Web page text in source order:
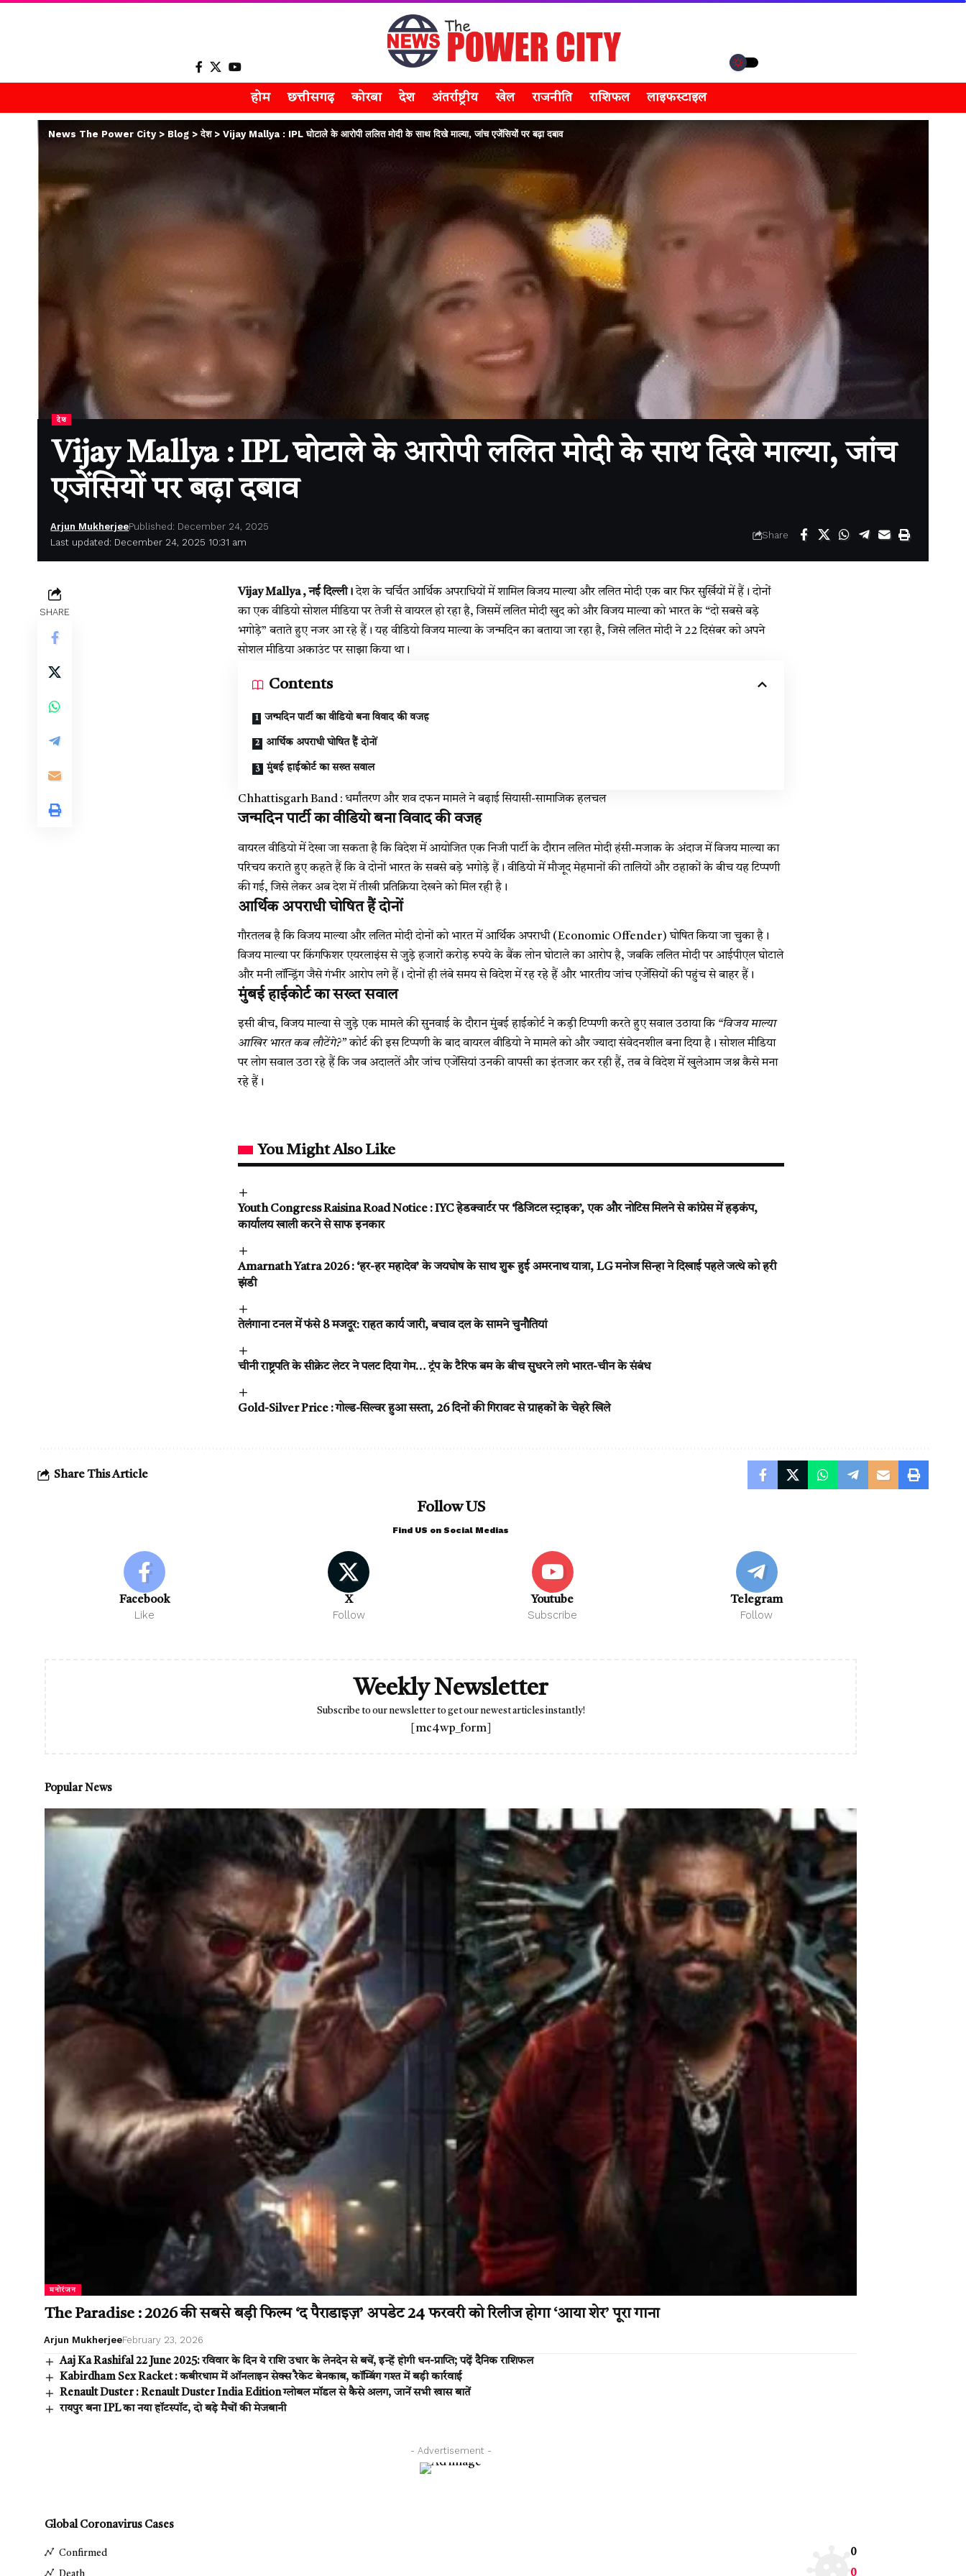
होम छत्तीसगढ़ कोरबा देश अंतर्राष्ट्रीय खेल राजनीति राशिफल लाइफस्टाइल
News The Power City> Blog >देश> Vijay Mallya : IPL घोटाले के आरोपी ललित मोदी के साथ दिखे माल्या, जांच एजेंसियों पर बढ़ा दबाव
देश
Vijay Mallya : IPL घोटाले के आरोपी ललित मोदी के साथ दिखे माल्या, जांच
एजेंसियों पर बढ़ा दबाव
Last updated: December 24, 2025 10:31 am
Arjun MukherjeePublished: December 24, 2025
Share
SHARE
Vijay Mallya , नई दिल्ली। देश के चर्चित आर्थिक अपराधियों में शामिल विजय माल्या और ललित मोदी एक बार फिर सुर्खियों में हैं। दोनों
का एक वीडियो सोशल मीडिया पर तेजी से वायरल हो रहा है, जिसमें ललित मोदी खुद को और विजय माल्या को भारत के “दो सबसे बड़े
भगोड़े” बताते हुए नजर आ रहे हैं। यह वीडियो विजय माल्या के जन्मदिन का बताया जा रहा है, जिसे ललित मोदी ने 22 दिसंबर को अपने
सोशल मीडिया अकाउंट पर साझा किया था।
Contents
जन्मदिन पार्टी का वीडियो बना विवाद की वजह
आर्थिक अपराधी घोषित हैं दोनों
मुंबई हाईकोर्ट का सख्त सवाल
Chhattisgarh Band : धर्मांतरण और शव दफन मामले ने बढ़ाई सियासी-सामाजिक हलचल
जन्मदिन पार्टी का वीडियो बना विवाद की वजह
वायरल वीडियो में देखा जा सकता है कि विदेश में आयोजित एक निजी पार्टी के दौरान ललित मोदी हंसी-मजाक के अंदाज में विजय माल्या का
परिचय कराते हुए कहते हैं कि वे दोनों भारत के सबसे बड़े भगोड़े हैं। वीडियो में मौजूद मेहमानों की तालियों और ठहाकों के बीच यह टिप्पणी
की गई, जिसे लेकर अब देश में तीखी प्रतिक्रिया देखने को मिल रही है।
आर्थिक अपराधी घोषित हैं दोनों
गौरतलब है कि विजय माल्या और ललित मोदी दोनों को भारत में आर्थिक अपराधी (Economic Offender) घोषित किया जा चुका है।
विजय माल्या पर किंगफिशर एयरलाइंस से जुड़े हजारों करोड़ रुपये के बैंक लोन घोटाले का आरोप है, जबकि ललित मोदी पर आईपीएल घोटाले
और मनी लॉन्ड्रिंग जैसे गंभीर आरोप लगे हैं। दोनों ही लंबे समय से विदेश में रह रहे हैं और भारतीय जांच एजेंसियों की पहुंच से बाहर हैं।
मुंबई हाईकोर्ट का सख्त सवाल
इसी बीच, विजय माल्या से जुड़े एक मामले की सुनवाई के दौरान मुंबई हाईकोर्ट ने कड़ी टिप्पणी करते हुए सवाल उठाया कि “विजय माल्या
आखिर भारत कब लौटेंगे?”कोर्ट की इस टिप्पणी के बाद वायरल वीडियो ने मामले को और ज्यादा संवेदनशील बना दिया है। सोशल मीडिया
पर लोग सवाल उठा रहे हैं कि जब अदालतें और जांच एजेंसियां उनकी वापसी का इंतजार कर रही हैं, तब वे विदेश में खुलेआम जश्न कैसे मना
रहे हैं।
You Might Also Like
Youth Congress Raisina Road Notice : IYC हेडक्वार्टर पर ‘डिजिटल स्ट्राइक’, एक और नोटिस मिलने से कांग्रेस में हड़कंप,
कार्यालय खाली करने से साफ इनकार
Amarnath Yatra 2026 : ‘हर-हर महादेव’ के जयघोष के साथ शुरू हुई अमरनाथ यात्रा, LG मनोज सिन्हा ने दिखाई पहले जत्थे को हरी
झंडी
तेलंगाना टनल में फंसे 8 मजदूर: राहत कार्य जारी, बचाव दल के सामने चुनौतियां
चीनी राष्ट्रपति के सीक्रेट लेटर ने पलट दिया गेम… ट्रंप के टैरिफ बम के बीच सुधरने लगे भारत-चीन के संबंध
Gold-Silver Price : गोल्ड-सिल्वर हुआ सस्ता, 26 दिनों की गिरावट से ग्राहकों के चेहरे खिले
Share This Article
Follow US
Find US on Social Medias
Facebook
Like
X
Follow
Youtube
Subscribe
Telegram
Follow
Weekly Newsletter
Subscribe to our newsletter to get our newest articles instantly!
[mc4wp_form]
Popular News
मनोरंजन
The Paradise : 2026 की सबसे बड़ी फिल्म ‘द पैराडाइज़’ अपडेट 24 फरवरी को रिलीज होगा ‘आया शेर’ पूरा गाना
Arjun MukherjeeFebruary 23, 2026
Aaj Ka Rashifal 22 June 2025: रविवार के दिन ये राशि उधार के लेनदेन से बचें, इन्हें होगी धन-प्राप्ति; पढ़ें दैनिक राशिफल
Kabirdham Sex Racket : कबीरधाम में ऑनलाइन सेक्स रैकेट बेनकाब, कॉम्बिंग गश्त में बड़ी कार्रवाई
Renault Duster : Renault Duster India Edition ग्लोबल मॉडल से कैसे अलग, जानें सभी खास बातें
रायपुर बना IPL का नया हॉटस्पॉट, दो बड़े मैचों की मेजबानी
- Advertisement -
Global Coronavirus Cases
Confirmed 0
Death 0